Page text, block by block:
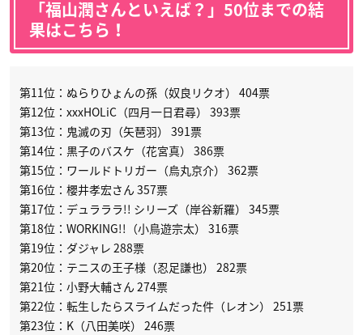
「福山潤さんといえば？」50位までの結
果はこちら！
第11位：ぬらりひょんの孫（奴良リクオ） 404票
第12位：xxxHOLiC（四月一日君尋） 393票
第13位：鬼滅の刃（矢琶羽） 391票
第14位：黒子のバスケ（花宮真） 386票
第15位：ワールドトリガー（烏丸京介） 362票
第16位：櫻井孝宏さん 357票
第17位：デュラララ!! シリーズ（岸谷新羅） 345票
第18位：WORKING!!（小鳥遊宗太） 316票
第19位：ダジャレ 288票
第20位：テニスの王子様（忍足謙也） 282票
第21位：小野大輔さん 274票
第22位：転生したらスライムだった件（レオン） 251票
第23位：K（八田美咲） 246票